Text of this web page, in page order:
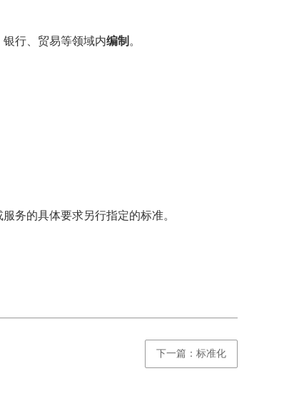
行、贸易等领域内编制 。
务的具体要求另行指定的标准。
下一篇：标准化